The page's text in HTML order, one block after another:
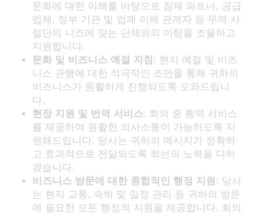
문화에 대한 이해를 바탕으로 잠재 파트너, 공급
업체, 정부 기관 및 업계 이해 관계자 등 무역 사
절단의 니즈에 맞는 단체와의 미팅을 조율하고
지원합니다.
문화 및 비즈니스 예절 지침 : 현지 예절 및 비즈
니스 관행에 대한 적극적인 조언을 통해 귀하의
비즈니스가 원활하게 진행되도록 도와드립니
다.
현장 지원 및 번역 서비스: 회의 중 통역 서비스
를 제공하여 원활한 의사소통이 가능하도록 지
원해드립니다. 당사는 귀하의 메시지가 정확하
고 효과적으로 전달되도록 최선의 노력을 다하
겠습니다.
비즈니스 방문에 대한 종합적인 행정 지원 : 당사
는 현지 교통, 숙박 및 일정 관리 등 귀하의 방문
에 필요한 모든 행정적 지원을 제공합니다. 회의